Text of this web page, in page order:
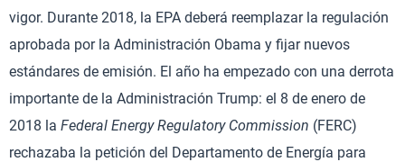
vigor. Durante 2018, la EPA deberá reemplazar la regulación
aprobada por la Administración Obama y fijar nuevos
estándares de emisión. El año ha empezado con una derrota
importante de la Administración Trump: el 8 de enero de
2018 la Federal Energy Regulatory Commission (FERC)
rechazaba la petición del Departamento de Energía para